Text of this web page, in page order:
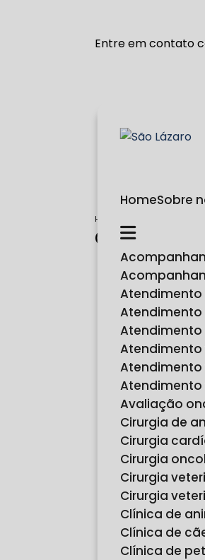
Entre em contato
Home Sobre
Avaliação
Cirurgia de
Cirurgia
Cirurgia
Cirurgia
Cirurgia
Clínica de
Clínica de
Clínica de
Home
Cirurgia